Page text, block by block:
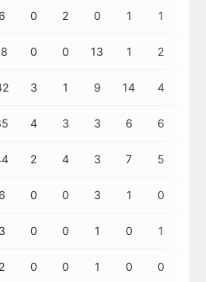
6 0 2 0 1 1
0 0 13 1 2
3 1 9 14 4
4 3 3 6 6
2 4 3 7 5
6 0 0 3 1 0
3 0 0 1 0 1
2 0 0 1 0 0